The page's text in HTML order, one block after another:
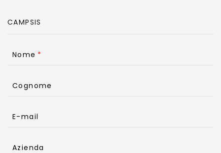
Nome
Cognome
E-mail
Azienda